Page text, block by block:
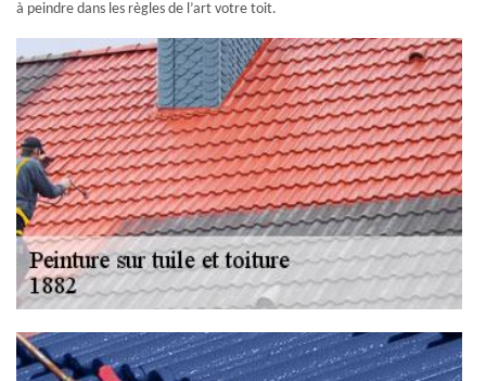
à peindre dans les règles de l’art votre toit.